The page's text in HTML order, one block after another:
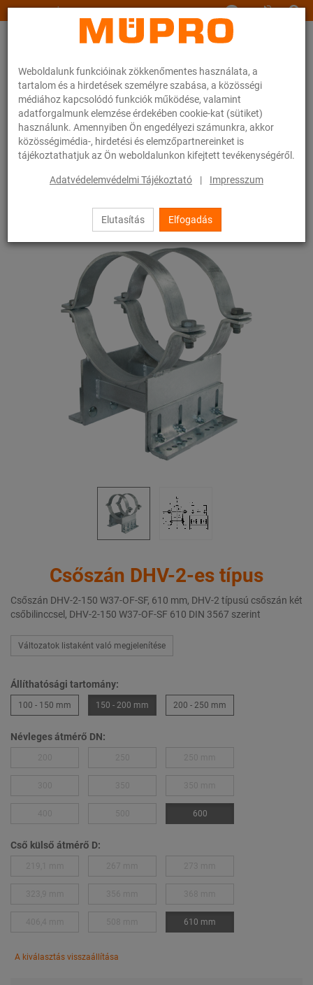
Weboldalunk funkcióinak zökkenőmentes használata, a
tartalom és a hirdetések személyre szabása, a közösségi
médiához kapcsolódó funkciók működése, valamint
adatforgalmunk elemzése érdekében cookie-kat (sütiket)
használunk. Amennyiben Ön engedélyezi számunkra, akkor
közösségimédia-, hirdetési és elemzőpartnereinket is
tájékoztathatjuk az Ön weboldalunkon kifejtett tevékenységéről.
Adatvédelemvédelmi Tájékoztató | Impresszum
Elutasítás Elfogadás
www.muepro.hu
Webáruhàz Rögzítéstechnika
Tűzihorganyzott termékek
Tűzihorganyzott termékek csúszószánokhoz és tartozékokhoz
Csőszán DHV-2-es típus
9 / 19
Csőszán DHV-2-es típus
Csőszán DHV-2-150 W37-OF-SF, 610 mm, DHV-2 típusú csőszán két
csőbilinccsel, DHV-2-150 W37-OF-SF 610 DIN 3567 szerint
Változatok listaként való megjelenítése
Állíthatósági tartomány:
100 - 150 mm 150 - 200 mm 200 - 250 mm
Névleges átmérő DN:
600
Cső külső átmérő D:
610 mm
A kiválasztás visszaállítása